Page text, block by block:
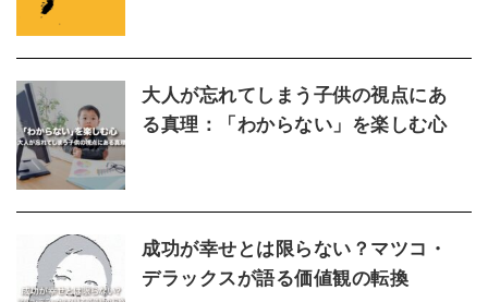
大人が忘れてしまう子供の視点にあ
る真理：「わからない」を楽しむ心
成功が幸せとは限らない？マツコ・
デラックスが語る価値観の転換